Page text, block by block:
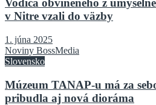
Vodiča obvineného z
v Nitre vzali do väzby
1. júna 2025
Noviny BossMedia
Slovensko
Múzeum TANAP-u má za
pribudla aj nová dioráma